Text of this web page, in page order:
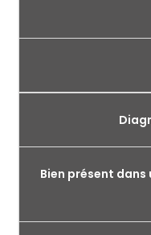
Bien présent